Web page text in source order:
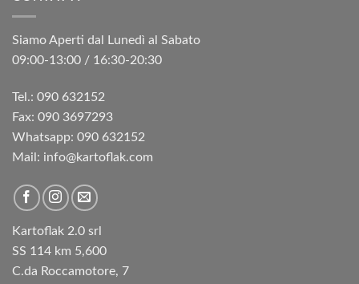
Siamo Aperti dal Lunedì al Sabato
09:00-13:00 / 16:30-20:30
Tel.: 090 632152
Fax: 090 3697293‬
Whatsapp: 090 632152
Mail: info@kartoflak.com
Kartoflak 2.0 srl
SS 114 km 5,600
C.da Roccamotore, 7